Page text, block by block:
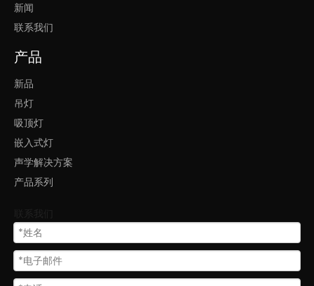
新闻
联系我们
产品
新品
吊灯
吸顶灯
嵌入式灯
声学解决方案
产品系列